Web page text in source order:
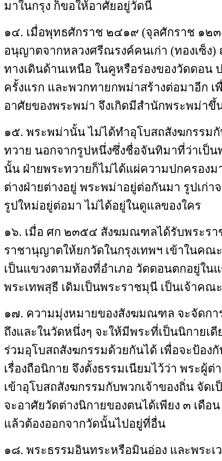
มาในกรุง ก็ขอให้อาศัยอยู่วัดนี้
๑๔. เมื่อพุทธศักราช ๒๔๑๙ (จุลศักราช ๑๒
อนุญาตจากหลวงศรีณรงค์คนเก่า (ทองเซ็ง)
ทางเดินด้านเหนือ ในคูหรือร่องของวัดดอน
ครั้งแรก และพวกทายกพม่าสร้างต่อมาอีก เ
อาศัยของพระพม่า จึงเกิดมีสำนักพระพม่า
๑๕. พระพม่านั้น ไม่ได้ทำอุโบสถสังฆกรรม
ทวาย นอกจากรูปหนึ่งซึ่งชื่อจันทิมาที่ว่าเป็
นั้น ฝ่ายพระทวายก็ไม่ได้แผ่ความปกครองม
ต่างฝ่ายต่างอยู่ พระพม่าอยู่ต่อกันมา รูปเก่า
รูปใหม่อยู่ต่อมา ไม่ได้อยู่ในดูแลของใคร
๑๖. เมื่อ ศก ๒๓๕๔ สังฆมณฑลได้รับพระร
ราชานุญาตให้ยกวัดในกรุงเทพฯ เข้าในคณ
เป็นแขวงตามท้องที่อำเภอ วัดดอนตกอยู่ใน
พระเทพสุธี เดิมเป็นพระราชมุนี เป็นเจ้าคณะ
๑๗. ความมุ่งหมายของสังฆมณฑล จะจัดกา
ถึงและในวัดหนึ่งๆ จะให้มีพระที่เป็นนิกายเ
ร่วมอุโบสถสังฆกรรมด้วยกันได้ เพื่อจะป้อง
เรื่องถือนิกาย จึงตั้งธรรมเนียมไว้ว่า พระผู้ต่
เข้าอุโบสถสังฆกรรมกับพวกเจ้าของถิ่น จัด
จะอาศัยวัดต่างนิกายของตนได้เพียง ๓ เดื
แล้วต้องออกจากวัดนั้นไปอยู่ที่อื่น
๑๘. พระธรรมอินทระหรือมินอ่อง และพระเ